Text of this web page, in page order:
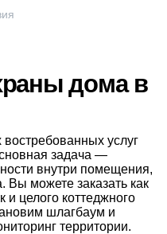
дома в
услуг
задача —
внутри помещения,
Вы можете заказать как
и целого коттеджного
шлагбаум и
территории.